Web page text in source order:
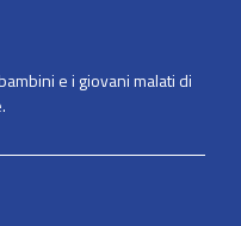
e i giovani malati di